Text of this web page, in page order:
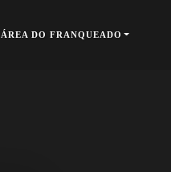
ÁREA DO FRANQUEADO